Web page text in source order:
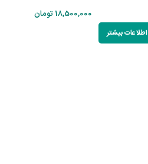
18,500,000 تومان
اطلاعات بیشتر